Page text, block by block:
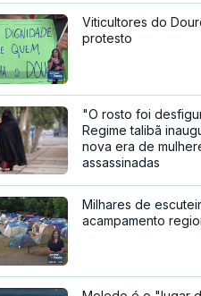
Viticultores do
protesto
"O rosto foi
Regime talibã
nova era de
assassinadas
Milhares de
acampamento